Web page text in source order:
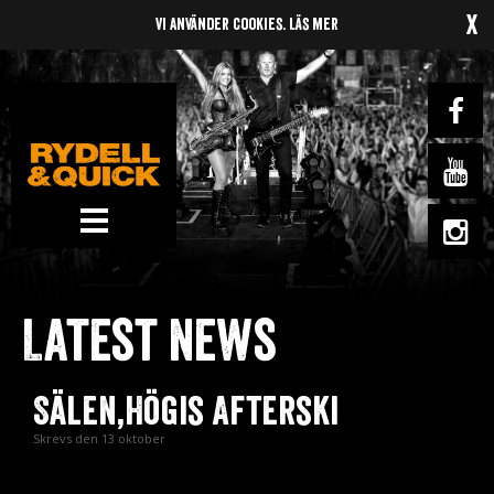
Music
Gigs
Gallery
Latest news
Sälen,Högis Afterski
Skrevs den 13 oktober
Vi använder cookies. Läs mer x